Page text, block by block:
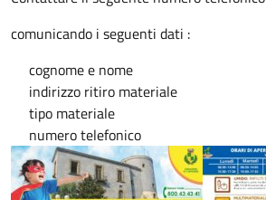
comunicando i seguenti dati :
cognome e nome
indirizzo ritiro materiale
tipo materiale
numero telefonico